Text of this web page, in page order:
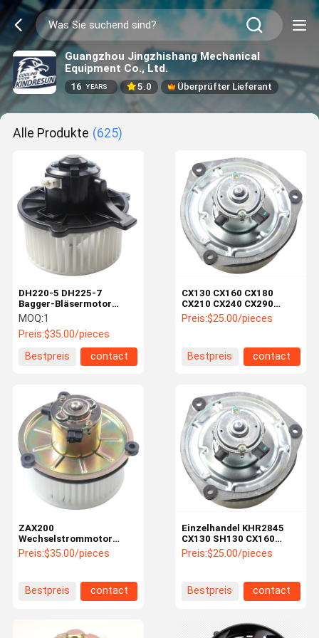
Guangzhou Jingzhishang Mechanical
Equipment Co., Ltd.
16 YEARS 5.0 Überprüfter Lieferant
Alle Produkte (625)
DH220-5 DH225-7
Bagger-Bläsermotor
K1040112 Kondensator
2538-6015 K1040112 für
DX520
MOQ:1
Preis:$35.00/pieces
Bestpreis
contact
CX130 CX160 CX180
CX210 CX240 CX290
CX330
Preis:$25.00/pieces
Bestpreis contact
ZAX200
Wechselstrommotor
4464276 4370266 für
Baggerteile in
Preis:$35.00/pieces
Bestpreis contact
Einzelhandel KHR2845
CX130 SH130 CX160
SH200 Bläsermotor im
Einzelhandel
Preis:$25.00/pieces
Bestpreis contact